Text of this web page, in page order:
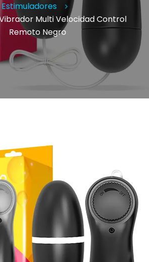
Estimuladores
Multi Velocidad Control
Remoto Negro